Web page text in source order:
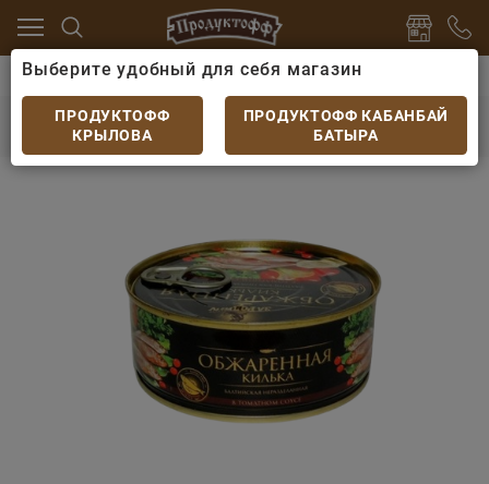
Консервы из мяса и рыбы
Килька За
Килька За Родину балтийская обжаренная
неразд.в томатном соусе ключ 240гр
Выберите удобный для себя магазин
ПРОДУКТОФФ
КРЫЛОВА
ПРОДУКТОФФ КАБАНБАЙ
БАТЫРА